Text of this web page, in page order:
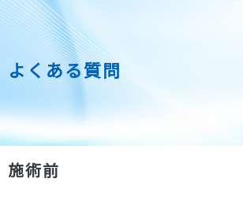
よくある質問
施術前